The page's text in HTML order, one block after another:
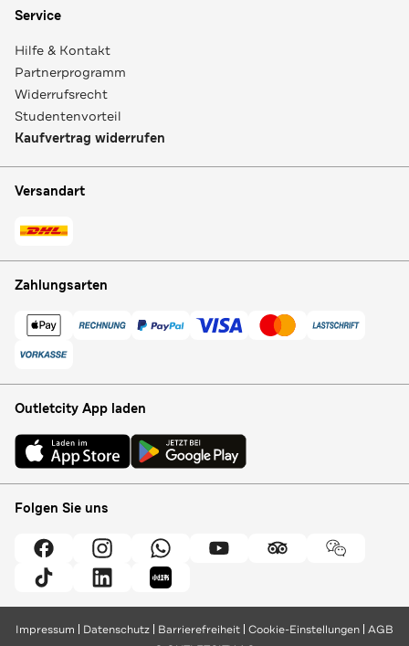
Service
Hilfe & Kontakt
Partnerprogramm
Widerrufsrecht
Studentenvorteil
Kaufvertrag widerrufen
Versandart
Zahlungsarten
Outletcity App laden
Folgen Sie uns
Impressum Datenschutz Barrierefreiheit Cookie-Einstellungen AGB